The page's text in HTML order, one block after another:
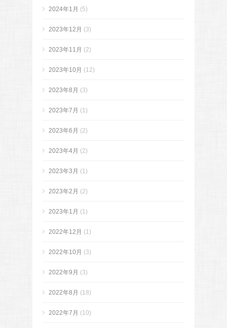
2024年1月 (5)
2023年12月 (3)
2023年11月 (2)
2023年10月 (12)
2023年8月 (3)
2023年7月 (1)
2023年6月 (2)
2023年4月 (2)
2023年3月 (1)
2023年2月 (2)
2023年1月 (1)
2022年12月 (1)
2022年10月 (3)
2022年9月 (3)
2022年8月 (18)
2022年7月 (10)